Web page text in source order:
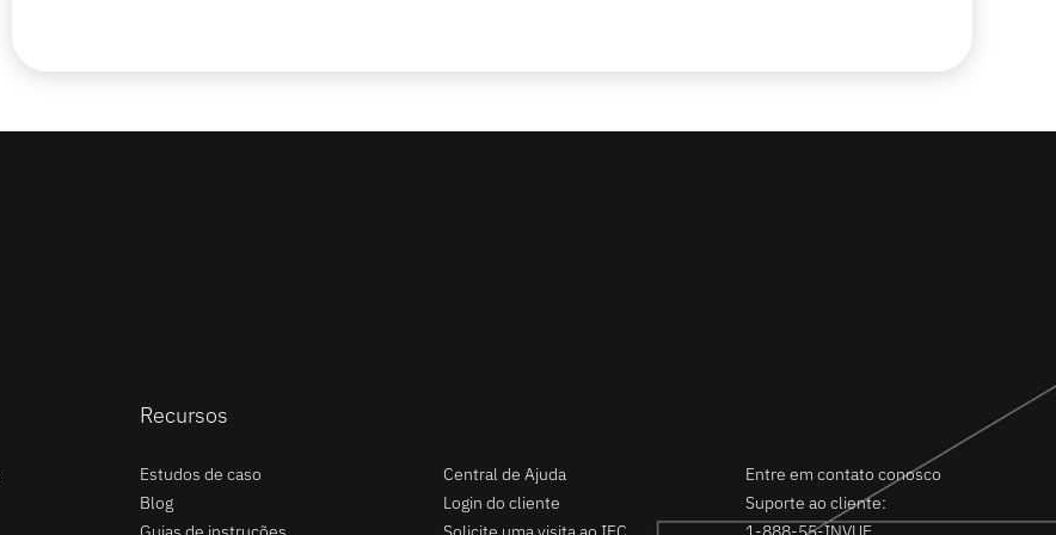
Recursos
Estudos de caso
Blog
Central de Ajuda
Login do cliente
Entre em contato conosco
Suporte ao cliente: